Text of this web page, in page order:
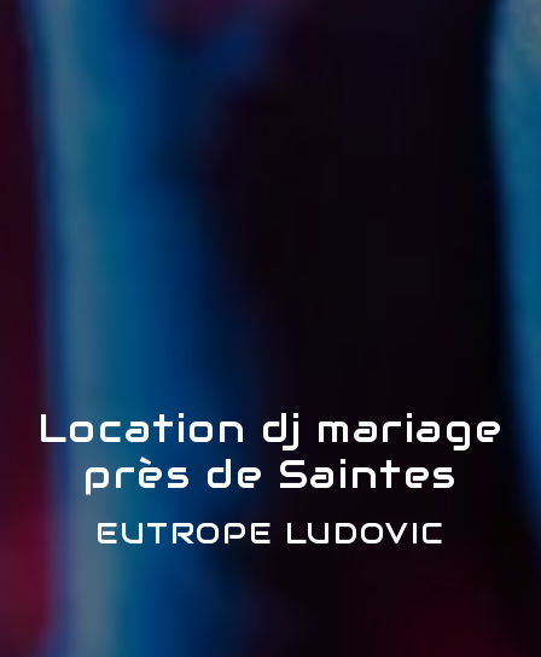
Location dj mariage
près de Saintes
EUTROPE LUDOVIC